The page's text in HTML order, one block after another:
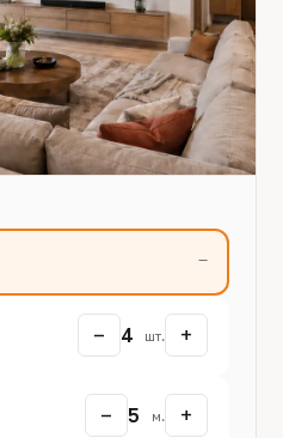
—
− 4 шт. +
− 5 м. +